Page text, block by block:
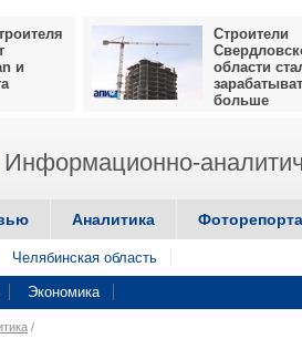
и
Строители
области
больше
Информационно-
Аналитика
Челябинская область
Экономика
/